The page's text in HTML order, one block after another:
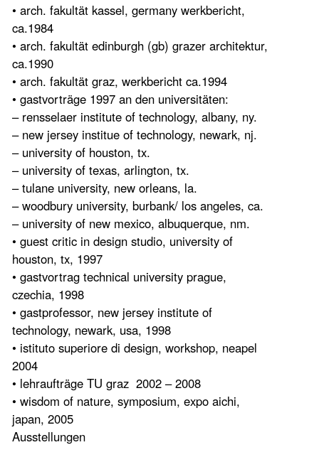
• arch. fakultät kassel, germany werkbericht,
ca.1984
• arch. fakultät edinburgh (gb) grazer architektur,
ca.1990
• arch. fakultät graz, werkbericht ca.1994
• gastvorträge 1997 an den universitäten:
– rensselaer institute of technology, albany, ny.
– new jersey institue of technology, newark, nj.
– university of houston, tx.
– university of texas, arlington, tx.
– tulane university, new orleans, la.
– woodbury university, burbank/ los angeles, ca.
– university of new mexico, albuquerque, nm.
• guest critic in design studio, university of
houston, tx, 1997
• gastvortrag technical university prague,
czechia, 1998
• gastprofessor, new jersey institute of
technology, newark, usa, 1998
• istituto superiore di design, workshop, neapel
2004
• lehraufträge TU graz 2002 – 2008
• wisdom of nature, symposium, expo aichi,
japan, 2005
Ausstellungen